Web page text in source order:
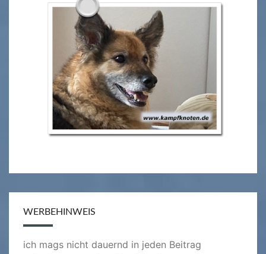
WERBEHINWEIS
ich mags nicht dauernd in jeden Beitrag